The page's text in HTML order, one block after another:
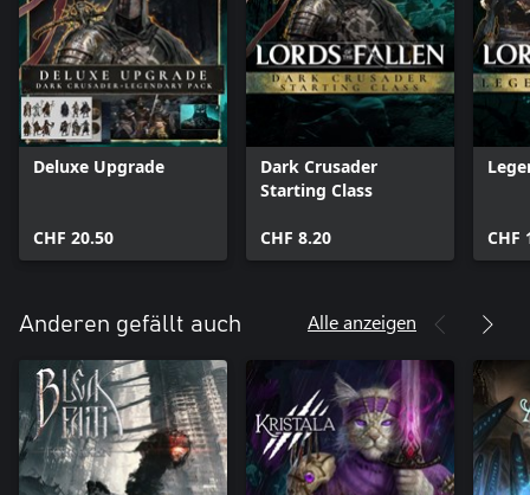
Deluxe Upgrade
CHF 20.50
Dark Crusader
Starting Class
CHF 8.20 CHF
Anderen gefällt auch Alle anzeigen